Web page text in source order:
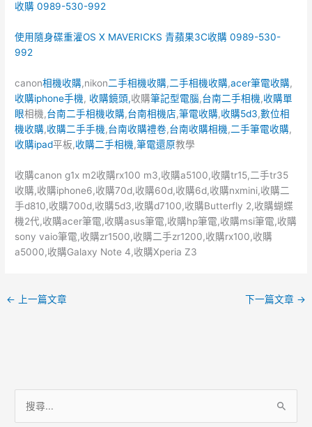
收購 0989-530-992
使用隨身碟重灌OS X MAVERICKS 青蘋果3C收購 0989-530-
992
canon相機收購,nikon二手相機收購,二手相機收購,acer筆電收購,
收購iphone手機, 收購鏡頭,收購筆記型電腦,台南二手相機,收購單
眼相機,台南二手相機收購,台南相機店,筆電收購,收購5d3,數位相
機收購,收購二手手機,台南收購禮卷,台南收購相機,二手筆電收購,
收購ipad平板,收購二手相機,筆電還原教學
收購canon g1x m2收購rx100 m3,收購a5100,收購tr15,二手tr35
收購,收購iphone6,收購70d,收購60d,收購6d,收購nxmini,收購二
手d810,收購700d,收購5d3,收購d7100,收購Butterfly 2,收購蝴蝶
機2代,收購acer筆電,收購asus筆電,收購hp筆電,收購msi筆電,收購
sony vaio筆電,收購zr1500,收購二手zr1200,收購rx100,收購
a5000,收購Galaxy Note 4,收購Xperia Z3
← 上一篇文章 下一篇文章 →